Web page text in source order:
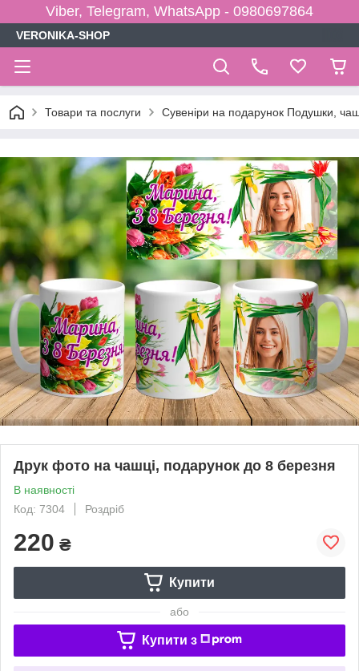
Viber, Telegram, WhatsApp - 0980697864
VERONIKA-SHOP
Товари та послуги Сувеніри на подарунок Подушки,
Друк фото на чашці, подарунок до 8 березня
В наявності
Код: 7304
Роздріб
220 ₴
Купити
або
Купити з